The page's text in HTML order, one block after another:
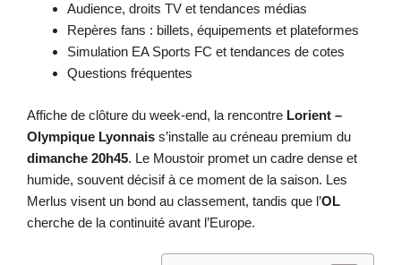
Audience, droits TV et tendances médias
Repères fans : billets, équipements et plateformes
Simulation EA Sports FC et tendances de cotes
Questions fréquentes
Affiche de clôture du week-end, la rencontre Lorient –
Olympique Lyonnais s’installe au créneau premium du
dimanche 20h45. Le Moustoir promet un cadre dense et
humide, souvent décisif à ce moment de la saison. Les
Merlus visent un bond au classement, tandis que l’OL
cherche de la continuité avant l’Europe.